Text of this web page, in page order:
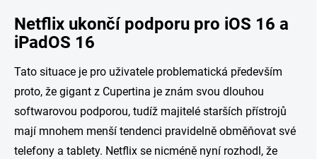
Netflix ukončí podporu pro iOS 16 a
iPadOS 16
Tato situace je pro uživatele problematická především
proto, že gigant z Cupertina je znám svou dlouhou
softwarovou podporou, tudíž majitelé starších přístrojů
mají mnohem menší tendenci pravidelně obměňovat své
telefony a tablety. Netflix se nicméně nyní rozhodl, že